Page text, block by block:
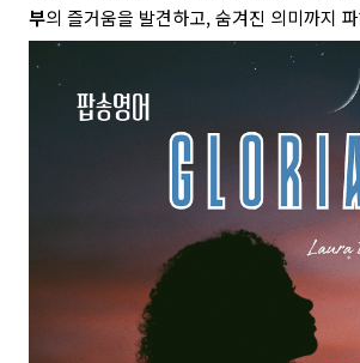
부의 즐거움을 발견하고, 숨겨진 의미까지